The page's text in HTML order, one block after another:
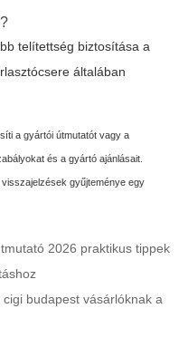
telítettség biztosítása a
általában
a gyártói útmutatót vagy a
és a gyártó ajánlásait.
gyűjteménye egy
2026 praktikus tippek
budapest vásárlóknak a